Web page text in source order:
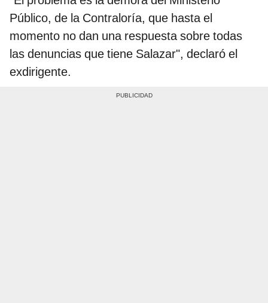
Público, de la Contraloría, que hasta el
momento no dan una respuesta sobre todas
las denuncias que tiene Salazar", declaró el
exdirigente.